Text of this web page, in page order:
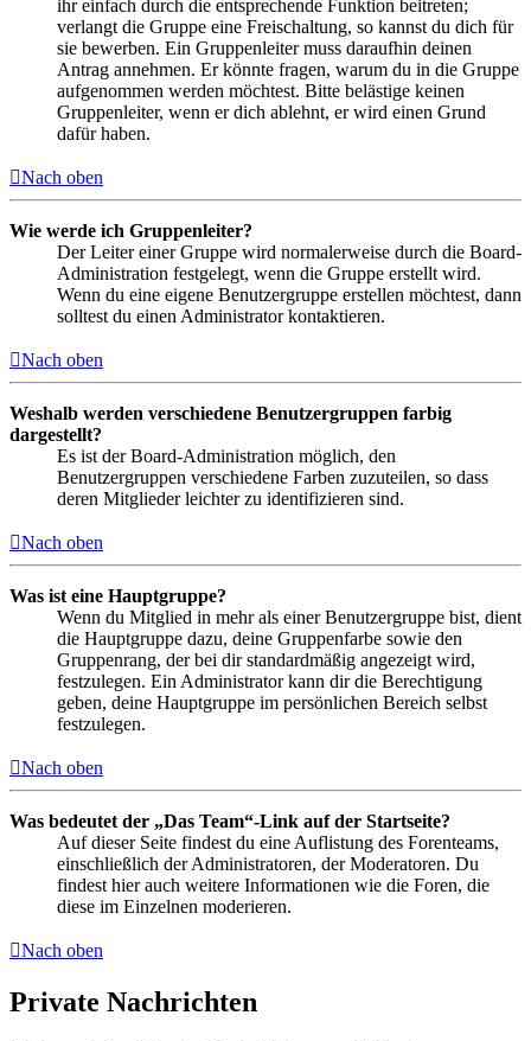
ihr einfach durch die entsprechende Funktion beitreten;
verlangt die Gruppe eine Freischaltung, so kannst du dich für
sie bewerben. Ein Gruppenleiter muss daraufhin deinen
Antrag annehmen. Er könnte fragen, warum du in die Gruppe
aufgenommen werden möchtest. Bitte belästige keinen
Gruppenleiter, wenn er dich ablehnt, er wird einen Grund
dafür haben.
Nach oben
Wie werde ich Gruppenleiter?
Der Leiter einer Gruppe wird normalerweise durch die Board-
Administration festgelegt, wenn die Gruppe erstellt wird.
Wenn du eine eigene Benutzergruppe erstellen möchtest, dann
solltest du einen Administrator kontaktieren.
Nach oben
Weshalb werden verschiedene Benutzergruppen farbig
dargestellt?
Es ist der Board-Administration möglich, den
Benutzergruppen verschiedene Farben zuzuteilen, so dass
deren Mitglieder leichter zu identifizieren sind.
Nach oben
Was ist eine Hauptgruppe?
Wenn du Mitglied in mehr als einer Benutzergruppe bist, dient
die Hauptgruppe dazu, deine Gruppenfarbe sowie den
Gruppenrang, der bei dir standardmäßig angezeigt wird,
festzulegen. Ein Administrator kann dir die Berechtigung
geben, deine Hauptgruppe im persönlichen Bereich selbst
festzulegen.
Nach oben
Was bedeutet der „Das Team“-Link auf der Startseite?
Auf dieser Seite findest du eine Auflistung des Forenteams,
einschließlich der Administratoren, der Moderatoren. Du
findest hier auch weitere Informationen wie die Foren, die
diese im Einzelnen moderieren.
Nach oben
Private Nachrichten